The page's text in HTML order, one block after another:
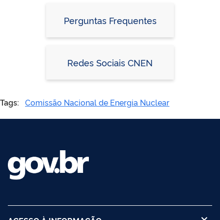
Perguntas Frequentes
Redes Sociais CNEN
Tags: Comissão Nacional de Energia Nuclear